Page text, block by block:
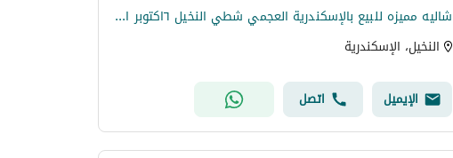
شاليه مميزه للبيع بالإسكندرية العجمي شطي النخيل ٦اكتوبر الكيلو٢١ اسكندرية مطروح
النخيل، الإسكندرية
الإيميل اتصل